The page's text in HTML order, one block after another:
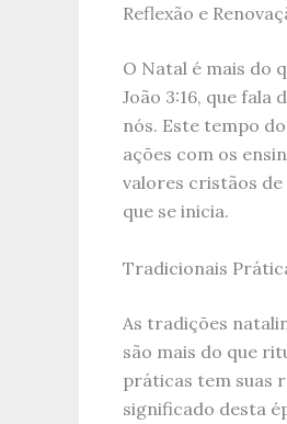
Reflexão e
O Natal é mais do
João 3:16, que
nós. Este tempo
ações com os
valores cristãos
que se inicia.
Tradicionais
As tradições
são mais do que
práticas tem suas
significado desta